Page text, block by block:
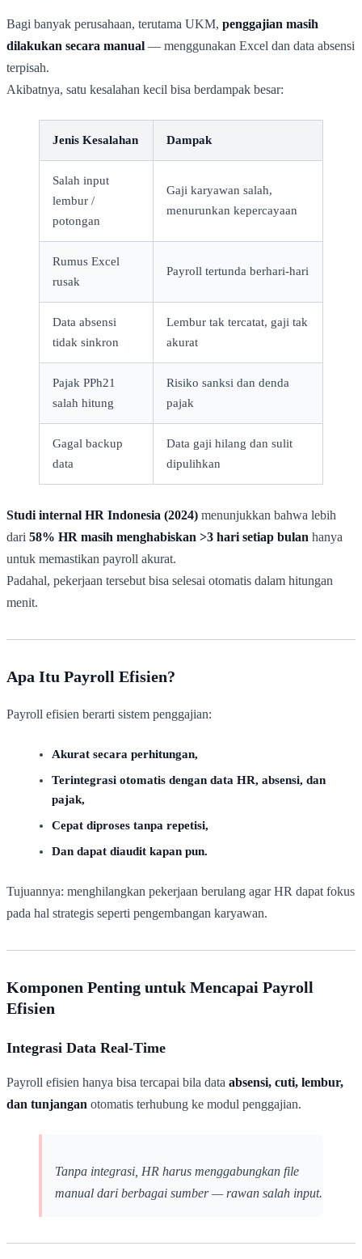
Bagi banyak perusahaan, terutama UKM, penggajian masih
dilakukan secara manual — menggunakan Excel dan data absensi
terpisah.
Akibatnya, satu kesalahan kecil bisa berdampak besar:
Jenis Kesalahan Dampak
Salah input
lembur /
potongan
Gaji karyawan salah,
menurunkan kepercayaan
Rumus Excel
rusak
Payroll tertunda berhari-hari
Data absensi
tidak sinkron
Lembur tak tercatat, gaji tak
akurat
Pajak PPh21
salah hitung
Risiko sanksi dan denda
pajak
Gagal backup
data
Data gaji hilang dan sulit
dipulihkan
Studi internal HR Indonesia (2024) menunjukkan bahwa lebih
dari 58% HR masih menghabiskan >3 hari setiap bulan hanya
untuk memastikan payroll akurat.
Padahal, pekerjaan tersebut bisa selesai otomatis dalam hitungan
menit.
Apa Itu Payroll Efisien?
Payroll efisien berarti sistem penggajian:
Akurat secara perhitungan,
Terintegrasi otomatis dengan data HR, absensi, dan
pajak,
Cepat diproses tanpa repetisi,
Dan dapat diaudit kapan pun.
Tujuannya: menghilangkan pekerjaan berulang agar HR dapat fokus
pada hal strategis seperti pengembangan karyawan.
Komponen Penting untuk Mencapai Payroll
Efisien
Integrasi Data Real-Time
Payroll efisien hanya bisa tercapai bila data absensi, cuti, lembur,
dan tunjangan otomatis terhubung ke modul penggajian.
Tanpa integrasi, HR harus menggabungkan file
manual dari berbagai sumber — rawan salah input.